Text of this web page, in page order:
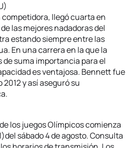
llegó cuarta en
las mejores nadadoras del
estando siempre entre las
En una carrera en la que la
suma importancia para el
es ventajosa. Bennett fue
y así aseguró su
los juegos Olímpicos comienza
sábado 4 de agosto. Consulta